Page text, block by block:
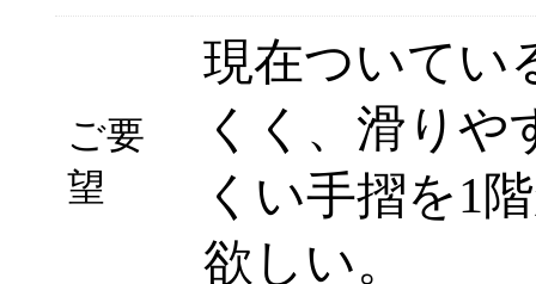
ご要
望
現在ついてい
くく、滑り
くい手摺を1
欲しい。